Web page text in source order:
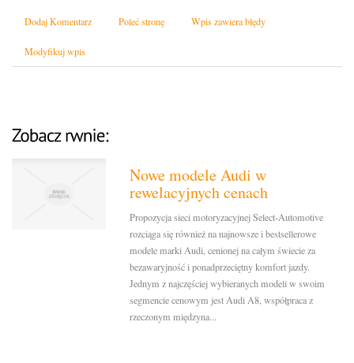
Dodaj Komentarz Poleć stronę Wpis zawiera błędy
Modyfikuj wpis
Nowe modele Audi w
rewelacyjnych cenach
Propozycja sieci motoryzacyjnej Select-Automotive
rozciąga się również na najnowsze i bestsellerowe
modele marki Audi, cenionej na całym świecie za
bezawaryjność i ponadprzeciętny komfort jazdy.
Jednym z najczęściej wybieranych modeli w swoim
segmencie cenowym jest Audi A8, współpraca z
rzeczonym międzyna...